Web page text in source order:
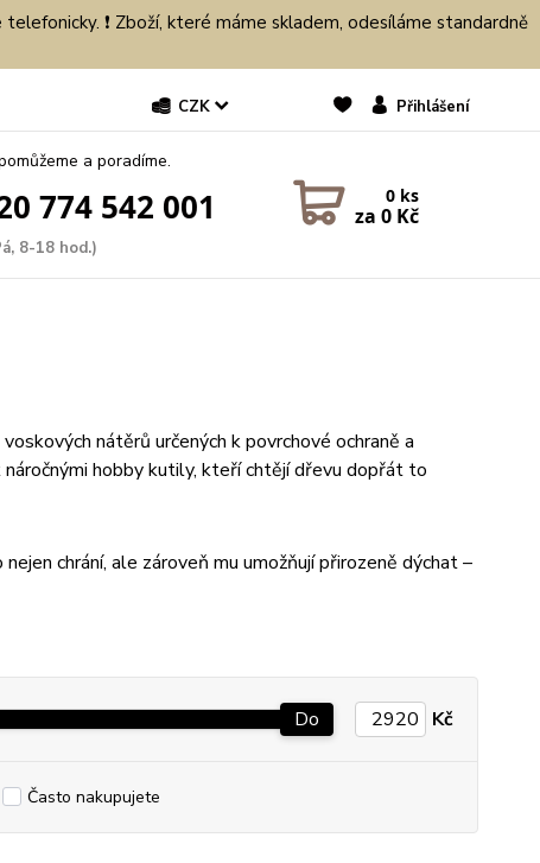
❗ Zboží, které máme skladem, odesíláme standardně
CZK Přihlášení
a poradíme.
774 542 001
8-18 hod.)
0 ks
za 0 Kč
nátěrů určených k povrchové ochraně a
hobby kutily, kteří chtějí dřevu dopřát to
chrání, ale zároveň mu umožňují přirozeně dýchat –
Do Kč
Často nakupujete